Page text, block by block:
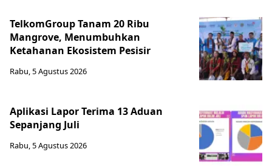
TelkomGroup Tanam 20 Ribu
Mangrove, Menumbuhkan
Ketahanan Ekosistem Pesisir
Rabu, 5 Agustus 2026
Aplikasi Lapor Terima 13 Aduan
Sepanjang Juli
Rabu, 5 Agustus 2026